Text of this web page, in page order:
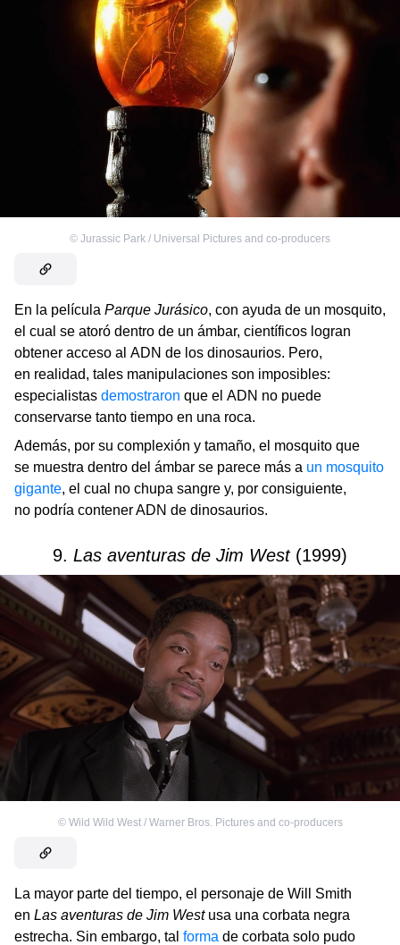
© Jurassic Park / Universal Pictures and co-producers
En la película Parque Jurásico, con ayuda de un mosquito,
el cual se atoró dentro de un ámbar, científicos logran
obtener acceso al ADN de los dinosaurios. Pero,
en realidad, tales manipulaciones son imposibles:
especialistas demostraron que el ADN no puede
conservarse tanto tiempo en una roca.
Además, por su complexión y tamaño, el mosquito que
se muestra dentro del ámbar se parece más a un mosquito
gigante, el cual no chupa sangre y, por consiguiente,
no podría contener ADN de dinosaurios.
9. Las aventuras de Jim West(1999)
© Wild Wild West / Warner Bros. Pictures and co-producers
La mayor parte del tiempo, el personaje de Will Smith
en Las aventuras de Jim Westusa una corbata negra
estrecha. Sin embargo, tal forma de corbata solo pudo